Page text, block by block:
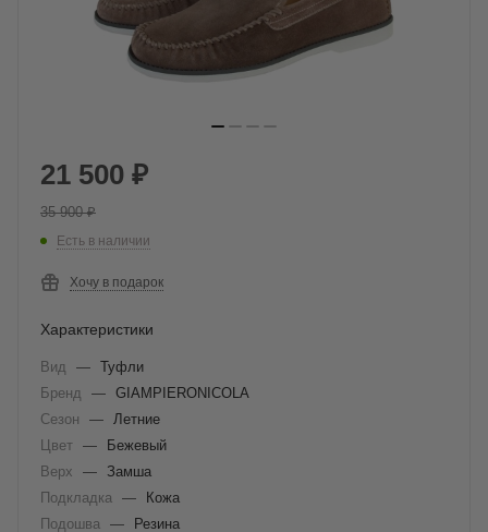
21 500 ₽
35 900₽
Есть в наличии
Хочу в подарок
Характеристики
Вид — Туфли
Бренд
— GIAMPIERONICOLA
Сезон
—
Летние
Цвет —
Бежевый
Верх
— Замша
Подкладка
—
Кожа
Подошва
— Резина